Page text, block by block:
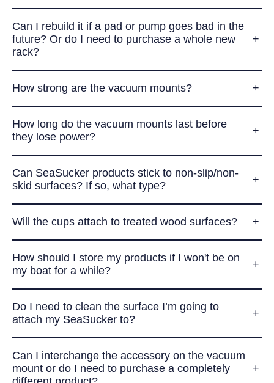
Can I rebuild it if a pad or pump goes bad in the
future? Or do I need to purchase a whole new
rack?
How strong are the vacuum mounts?
How long do the vacuum mounts last before
they lose power?
Can SeaSucker products stick to non-slip/non-
skid surfaces? If so, what type?
Will the cups attach to treated wood surfaces?
How should I store my products if I won't be on
my boat for a while?
Do I need to clean the surface I’m going to
attach my SeaSucker to?
Can I interchange the accessory on the vacuum
mount or do I need to purchase a completely